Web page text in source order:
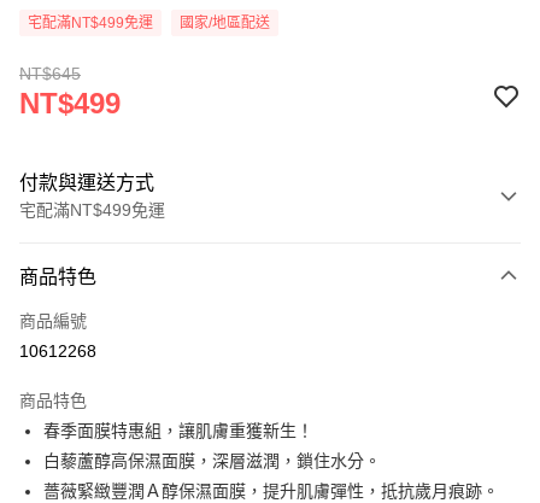
宅配滿NT$499免運 國家/地區配送
NT$645
NT$499
付款與運送方式
宅配滿NT$499免運
信用卡一次付款
超商取貨付款
Apple Pay
街口支付
商品特色
商品編號
10612268
商品特色
春季面膜特惠組，讓肌膚重獲新生！
白藜蘆醇高保濕面膜，深層滋潤，鎖住水分。
薔薇緊緻豐潤Ａ醇保濕面膜，提升肌膚彈性，抵抗歲月痕跡。